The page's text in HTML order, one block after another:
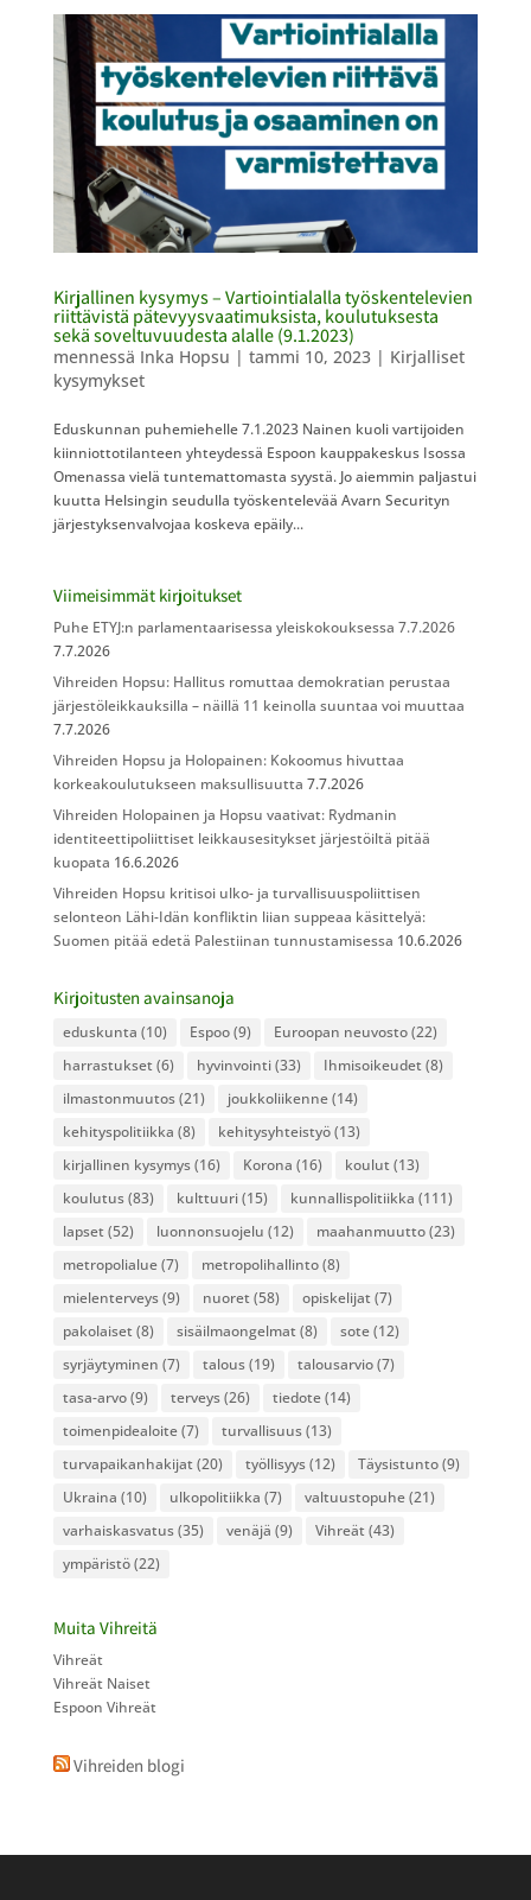
Kirjallinen kysymys – Vartiointialalla työskentelevien
riittävistä pätevyysvaatimuksista, koulutuksesta
sekä soveltuvuudesta alalle (9.1.2023)
mennessä Inka Hopsu | tammi 10, 2023| Kirjalliset
kysymykset
Eduskunnan puhemiehelle 7.1.2023 Nainen kuoli vartijoiden
kiinniottotilanteen yhteydessä Espoon kauppakeskus Isossa
Omenassa vielä tuntemattomasta syystä. Jo aiemmin paljastui
kuutta Helsingin seudulla työskentelevää Avarn Securityn
järjestyksenvalvojaa koskeva epäily...
Viimeisimmät kirjoitukset
Puhe ETYJ:n parlamentaarisessa yleiskokouksessa 7.7.2026
7.7.2026
Vihreiden Hopsu: Hallitus romuttaa demokratian perustaa
järjestöleikkauksilla – näillä 11 keinolla suuntaa voi muuttaa
7.7.2026
Vihreiden Hopsu ja Holopainen: Kokoomus hivuttaa
korkeakoulutukseen maksullisuutta 7.7.2026
Vihreiden Holopainen ja Hopsu vaativat: Rydmanin
identiteettipoliittiset leikkausesitykset järjestöiltä pitää
kuopata 16.6.2026
Vihreiden Hopsu kritisoi ulko- ja turvallisuuspoliittisen
selonteon Lähi-Idän konfliktin liian suppeaa käsittelyä:
Suomen pitää edetä Palestiinan tunnustamisessa 10.6.2026
Kirjoitusten avainsanoja
eduskunta (10) Espoo(9) Euroopan neuvosto(22)
harrastukset (6) hyvinvointi(33) Ihmisoikeudet (8)
ilmastonmuutos(21) joukkoliikenne(14)
kehityspolitiikka (8) kehitysyhteistyö(13)
kirjallinen kysymys(16) Korona (16) koulut (13)
koulutus(83) kulttuuri(15) kunnallispolitiikka (111)
lapset (52) luonnonsuojelu (12) maahanmuutto(23)
metropolialue(7) metropolihallinto(8)
mielenterveys(9) nuoret (58) opiskelijat (7)
pakolaiset (8) sisäilmaongelmat (8) sote(12)
syrjäytyminen (7) talous(19) talousarvio(7)
tasa-arvo(9) terveys(26) tiedote(14)
toimenpidealoite(7) turvallisuus(13)
turvapaikanhakijat (20) työllisyys(12) Täysistunto(9)
Ukraina (10) ulkopolitiikka (7) valtuustopuhe(21)
varhaiskasvatus(35) venäjä (9) Vihreät (43)
ympäristö(22)
Muita Vihreitä
Vihreät
Vihreät Naiset
Espoon Vihreät
Vihreiden blogi